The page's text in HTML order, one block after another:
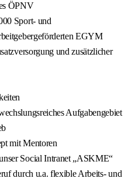
ÖPNV
Sport- und
EGYM
und zusätzlicher
Aufgabengebiet
mit Mentoren
Social Intranet „ASKME“
durch u.a. flexible Arbeits- und